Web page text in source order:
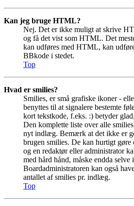
Kan jeg bruge HTML?
Nej. Det er ikke muligt at skrive
og få det vist som HTML. Det
kan udføres med HTML, kan
BBkode i stedet.
Top
Hvad er smilies?
Smilies, er små grafiske ikoner -
benyttes til at signalere bestemte
kort tekstkode, f.eks. :) betyder
Den komplette liste over alle
nyt indlæg. Bemærk at det ikke er
brugen smilies. De kan hurtigt
og en redaktør eller administrator
med hård hånd, måske endda
Boardadministratoren kan også
antallet af smilies pr. indlæg.
Top